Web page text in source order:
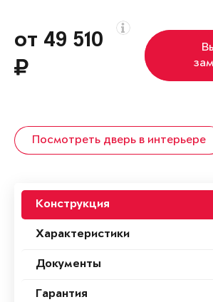
от 49 510
Посмотреть дверь в интерьере
Конструкция
Характеристики
Документы
Гарантия